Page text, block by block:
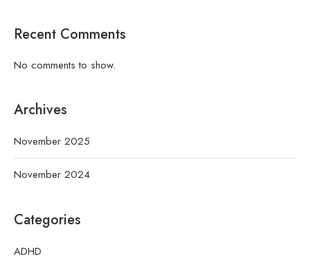
Recent Comments
No comments to show.
Archives
November 2025
November 2024
Categories
ADHD